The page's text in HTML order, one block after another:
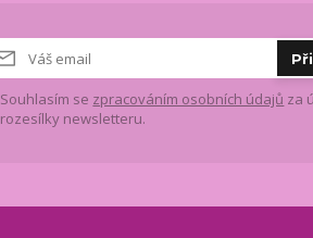
Souhlasím se zpracováním osobních údajů za
rozesílky newsletteru.